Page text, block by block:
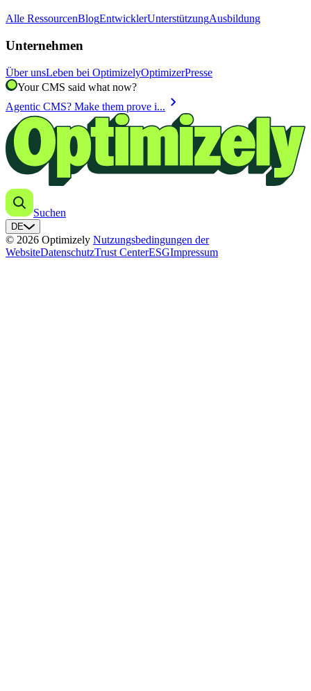
Alle RessourcenBlogEntwicklerUnterstützungAusbildung
Unternehmen
Über unsLeben bei OptimizelyOptimizerPresse
Your CMS said what now?
Agentic CMS? Make them prove i... chevron_right
Suchen
DE
© 2026 Optimizely Nutzungsbedingungen der
WebsiteDatenschutzTrust CenterESGImpressum